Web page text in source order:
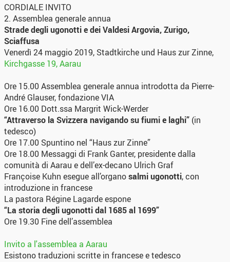
CORDIALE INVITO
2. Assemblea generale annua
Strade degli ugonotti e dei Valdesi Argovia, Zurigo,
Sciaffusa
Venerdì 24 maggio 2019, Stadtkirche und Haus zur Zinne,
Kirchgasse 19, Aarau
Ore 15.00 Assemblea generale annua introdotta da Pierre-
André Glauser, fondazione VIA
Ore 16.00 Dott.ssa Margrit Wick-Werder
“Attraverso la Svizzera navigando su fiumi e laghi” (in
tedesco)
Ore 17.00 Spuntino nel “Haus zur Zinne”
Ore 18.00 Messaggi di Frank Ganter, presidente dalla
comunità di Aarau e dell’ex-decano Ulrich Graf
Françoise Kuhn esegue all’organosalmi ugonotti, con
introduzione in francese
La pastora Régine Lagarde espone
“La storia degli ugonotti dal 1685 al 1699”
Ore 19.30 Fine dell’assemblea
Invito a l'assemblea a Aarau
Esistono traduzioni scritte in francese e tedesco